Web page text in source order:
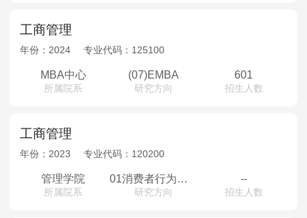
工商管理
年份： 2024 专业代码： 125100
MBA中心
所属院系
(07)EMBA
研究方向
601
招生人数
工商管理
年份： 2023 专业代码： 120200
管理学院
所属院系
01消费者行为学，行为决策理论与实证研究;02家族企业管理与技术创新;03营销渠道管理;04创新管理与服务运营管理;05创新管理与战略管理;06领导与组织理论、战略管理;07企业科技创新与人力资源管理;08创新与创造力;09企业成长模式与战略创新;10企业技术创新及技术竞争理论，企业知识产权管理;11新兴技术与战略创新;12组织行为学，人力资源管理;13组织行为与人力资源管理，组织内权力关系，数智化人力资源管理相关研究;14创业管理，企业创新管理;15战略与数字化创新管理;16战略管理，创新创业，企业社会责任，资源与环境管理;17数字化战略转型与新兴技术创新，企业高管团队与动态能力;18商业伦理，企业社会责任与人力资源管理;19转型情景下的创新与创业管理，战略变革管理;20领导力与创新管理，大数据人才分析与机器学习，数据驱动的人力资源管理研究;21产品开发与营销，营销战略;22制度与创新创业，企业家与企业成长;23组织信任研究、员工压力与工作家庭平衡、职业生涯规划与发展研究;24领导力开发与管理，基于积极心理学的员工绩效提升;25组织与领导理论;26数字化转型战略、物流与供应链管理;27物流与供应链管理;28组织行为、人力资源与知识管理;29平台战略，创业战略，合作战略;30消费者行为，社交电子商务，共享经济，金融科技;31营销战略，数字营销，营销渠道管理;32数据质量、数据治理、大数据公共政策、大数据商业模式及创新应用;33供应链管理;34组织行为和人力资源管理;35信息系统行为学、信息安全行为学和组织行为学;36战略管理，创新创业，信息管理;37组织创新与变革管理;38企业技术创新，公司治理与创新
研究方向
--
招生人数